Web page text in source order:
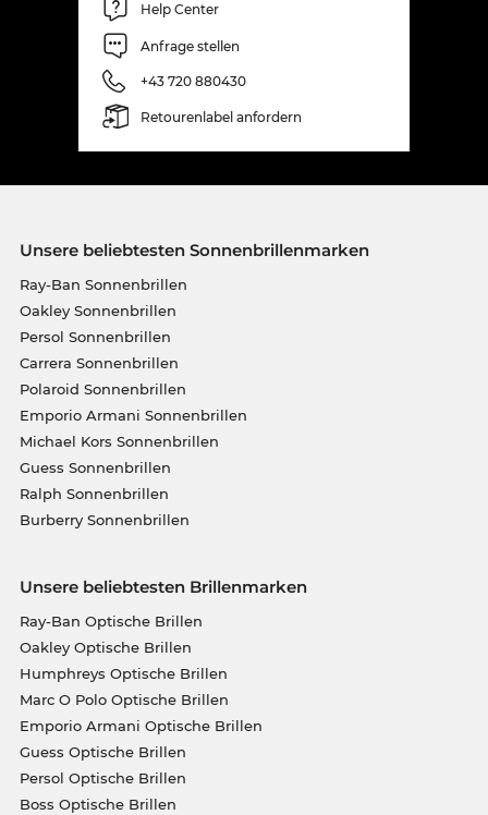
Help Center
Anfrage stellen
+43 720 880430
Retourenlabel anfordern
Unsere beliebtesten Sonnenbrillenmarken
Ray-Ban Sonnenbrillen
Oakley Sonnenbrillen
Persol Sonnenbrillen
Carrera Sonnenbrillen
Polaroid Sonnenbrillen
Emporio Armani Sonnenbrillen
Michael Kors Sonnenbrillen
Guess Sonnenbrillen
Ralph Sonnenbrillen
Burberry Sonnenbrillen
Unsere beliebtesten Brillenmarken
Ray-Ban Optische Brillen
Oakley Optische Brillen
Humphreys Optische Brillen
Marc O Polo Optische Brillen
Emporio Armani Optische Brillen
Guess Optische Brillen
Persol Optische Brillen
Boss Optische Brillen